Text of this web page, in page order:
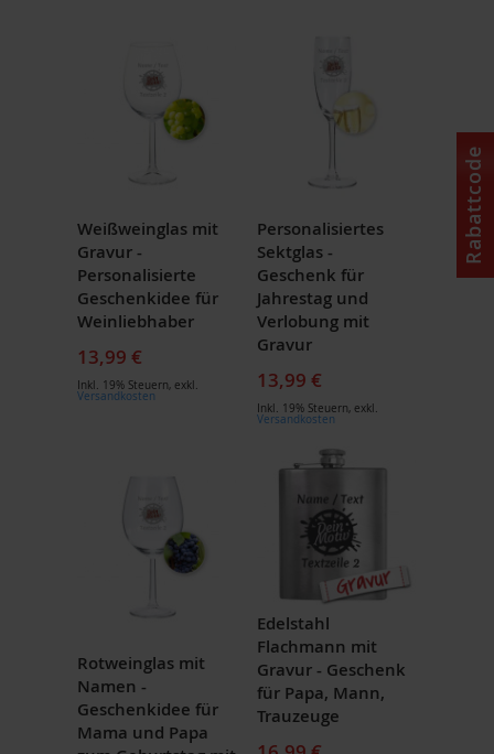
Weißweinglas mit
Gravur -
Personalisierte
Geschenkidee für
Weinliebhaber
13,99 €
Inkl. 19% Steuern, exkl.
Versandkosten
Personalisiertes
Sektglas -
Geschenk für
Jahrestag und
Verlobung mit
Gravur
13,99 €
Inkl. 19% Steuern, exkl.
Versandkosten
Rotweinglas mit
Namen -
Geschenkidee für
Mama und Papa
Edelstahl
Flachmann mit
Gravur - Geschenk
für Papa, Mann,
Trauzeuge
Rabattcode